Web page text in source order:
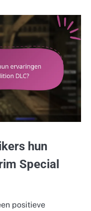
hun
Special
positieve